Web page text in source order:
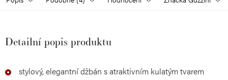
Detailní popis produktu
stylový, elegantní džbán s atraktivním kulatým tvarem